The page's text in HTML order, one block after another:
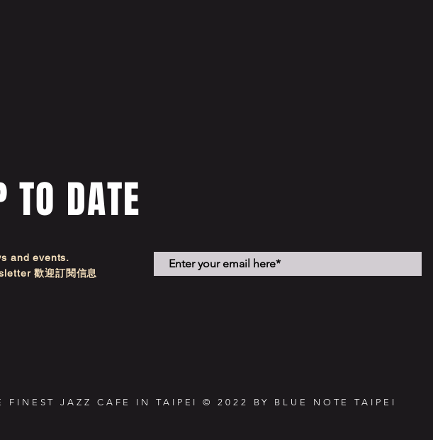
TO DATE
and events.
歡迎訂閱信息
FINEST JAZZ CAFE IN TAIPEI © 2022 BY BLUE NOTE TAIPEI